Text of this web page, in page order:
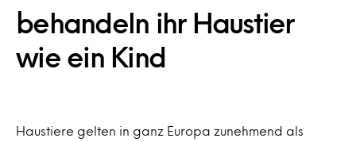
behandeln ihr Haustier
wie ein Kind
Haustiere gelten in ganz Europa zunehmend als